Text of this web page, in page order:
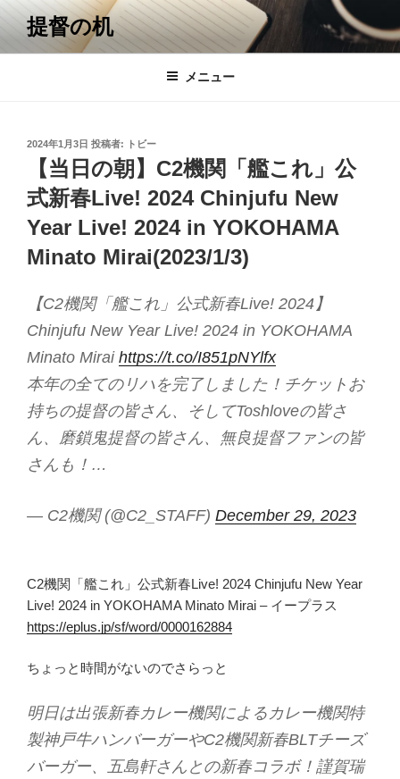
コ
テ
提督の机
メニュー
投
2024年1月3日 投稿者: トビー
【当日の朝】C2機関「艦これ」公
式新春Live! 2024 Chinjufu New
Year Live! 2024 in YOKOHAMA
Minato Mirai(2023/1/3)
【C2機関「艦これ」公式新春Live! 2024】
Chinjufu New Year Live! 2024 in YOKOHAMA
Minato Mirai https://t.co/I851pNYlfx
本年の全てのリハを完了しました！チケットお
持ちの提督の皆さん、そしてToshloveの皆さ
ん、磨鎖鬼提督の皆さん、無良提督ファンの皆
さんも！…
— C2機関 (@C2_STAFF) December 29, 2023
C2機関「艦これ」公式新春Live! 2024 Chinjufu New Year
Live! 2024 in YOKOHAMA Minato Mirai – イープラス
https://eplus.jp/sf/word/0000162884
ちょっと時間がないのでさらっと
明日は出張新春カレー機関によるカレー機関特
製神戸牛ハンバーガーやC2機関新春BLTチーズ
バーガー、五島軒さんとの新春コラボ！謹賀瑞